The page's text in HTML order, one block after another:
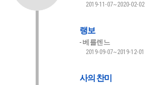
2019-11-07~2020-02-02
랭보
베를렌느
2019-09-07~2019-12-01
사의 찬미